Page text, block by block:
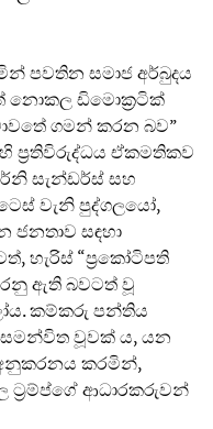
පවතින සමාජ අර්බුදය
නොකල ඩිමොක්‍රටික්
ගමන් කරන බව”
ප්‍රතිවිරුද්ධය ඒකමතිකව
සැන්ඩර්ස් සහ
වැනි පුද්ගලයෝ,
ජනතාව සඳහා
හැරිස් “ප්‍රකෝටිපති
ඇති බවටත් වූ
කම්කරු පන්තිය
වූවක් ය, යන
අනුකරනය කරමින්,
ට්‍රම්ප්ගේ ආධාරකරුවන්